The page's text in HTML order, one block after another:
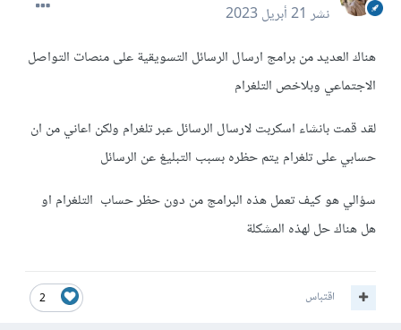
نشر21 أبريل 2023
هناك العديد من برامج ارسال الرسائل التسويقية على منصات التواصل
الاجتماعي وبلاخص التلغرام
لقد قمت بانشاء اسكربت لارسال الرسائل عبر تلغرام ولكن اعاني من ان
حسابي على تلغرام يتم حظره بسبب التبليغ عن الرسائل
سؤالي هو كيف تعمل هذه البرامج من دون حظر حساب التلغرام او
هل هناك حل لهذه المشكلة
2 اقتباس